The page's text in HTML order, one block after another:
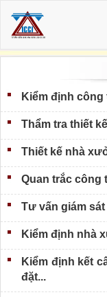
Kiểm định
Thẩm tra thiết
Thiết kế nhà
Quan trắc công
Tư vấn giám
Kiểm định nhà
Kiểm định kết
đặt...